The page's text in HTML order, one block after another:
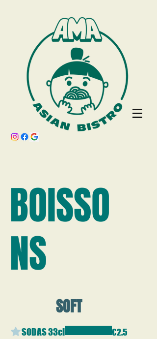
BOISSO
NS
SOFT
SODAS 33cl €2.5